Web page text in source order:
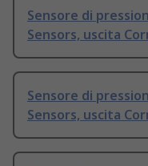
Sensore di
Sensors, uscita
Sensore di
Sensors, uscita